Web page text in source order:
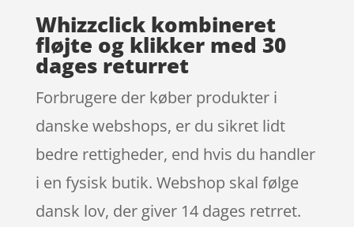
Whizzclick kombineret
fløjte og klikker med 30
dages returret
Forbrugere der køber produkter i
danske webshops, er du sikret lidt
bedre rettigheder, end hvis du handler
i en fysisk butik. Webshop skal følge
dansk lov, der giver 14 dages retrret.